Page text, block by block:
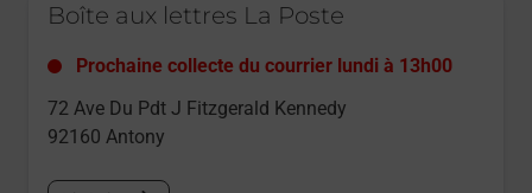
Boîte aux lettres La Poste
Prochaine collecte du courrier lundi à 13h00
72 Ave Du Pdt J Fitzgerald Kennedy
92160 Antony